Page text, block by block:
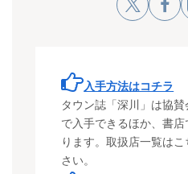
入手方法はコチラ
タウン誌「深川」は協
で入手できるほか、書
ります。取扱店一覧は
さい。